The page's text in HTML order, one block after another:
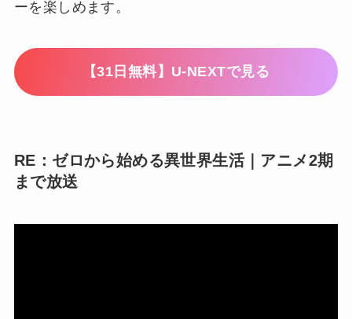
ーを楽しめます。
【31日無料】U-NEXTで見る
RE：ゼロから始める異世界生活｜アニメ2期
まで放送